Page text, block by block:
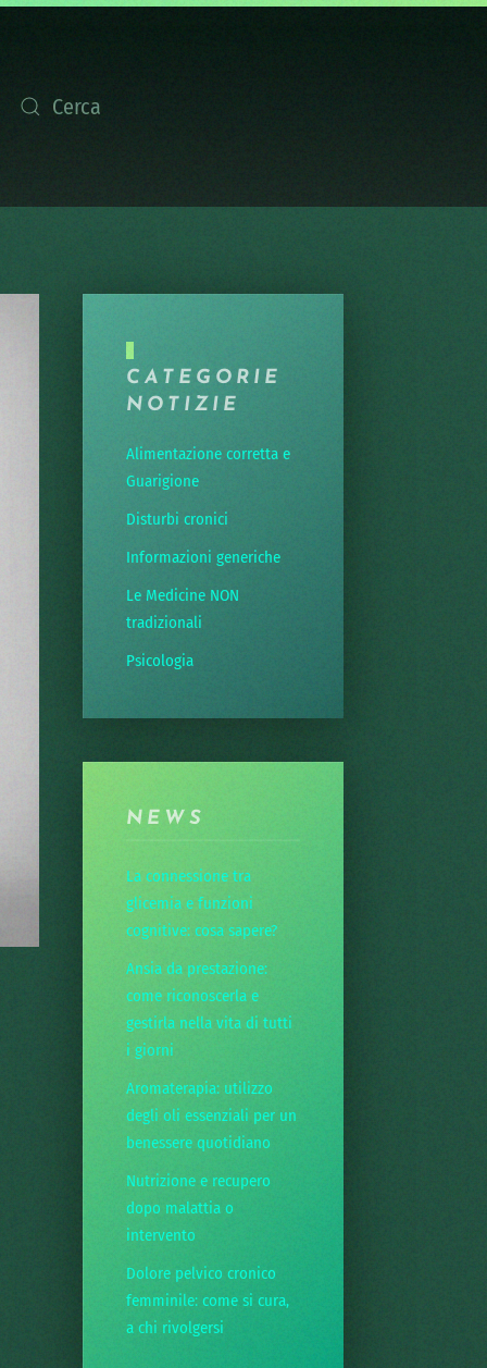
CATEGORIE
NOTIZIE
Alimentazione corretta e
Guarigione
Disturbi cronici
Informazioni generiche
Le Medicine NON
tradizionali
Psicologia
NEWS
La connessione tra
glicemia e funzioni
cognitive: cosa sapere?
Ansia da prestazione:
come riconoscerla e
gestirla nella vita di tutti
i giorni
Aromaterapia: utilizzo
degli oli essenziali per un
benessere quotidiano
Nutrizione e recupero
dopo malattia o
intervento
Dolore pelvico cronico
femminile: come si cura,
a chi rivolgersi